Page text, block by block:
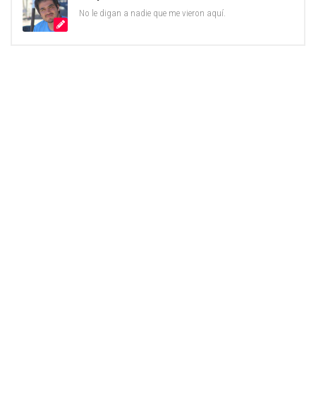
No le digan a nadie que me vieron aquí.